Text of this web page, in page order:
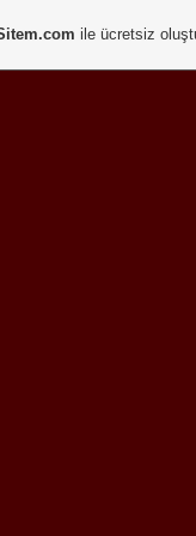
ile ücretsiz